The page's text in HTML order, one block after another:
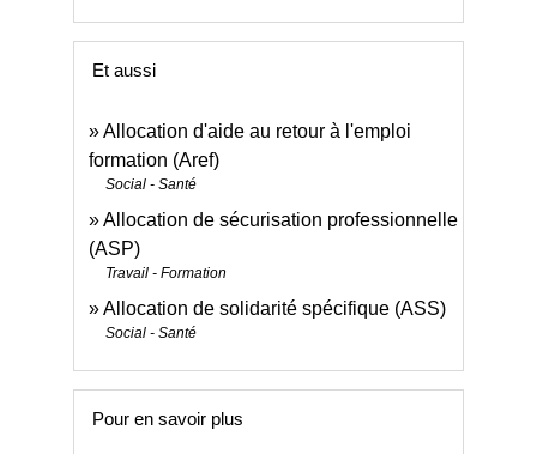
Et aussi
Allocation d'aide au retour à l'emploi
formation (Aref)
Social - Santé
Allocation de sécurisation professionnelle
(ASP)
Travail - Formation
Allocation de solidarité spécifique (ASS)
Social - Santé
Pour en savoir plus